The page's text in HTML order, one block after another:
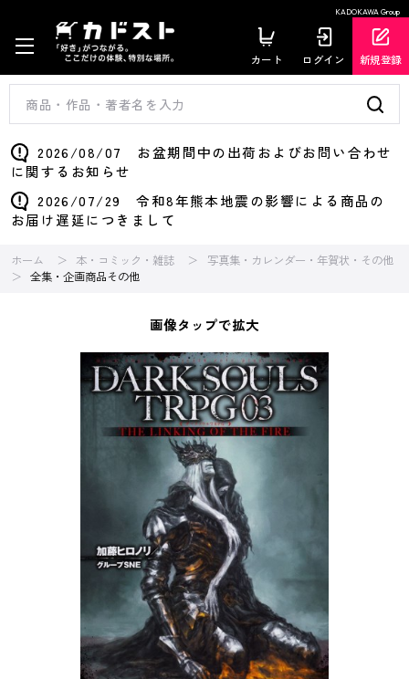
KADOKAWA Group
カート ログイン 新規登録
2026/08/07 お盆期間中の出荷およびお問い合わせ
に関するお知らせ
2026/07/29 令和8年熊本地震の影響による商品の
お届け遅延につきまして
ホーム 本・コミック・雑誌
写真集・カレンダー・年賀状・その他
全集・企画商品その他
画像タップで拡大